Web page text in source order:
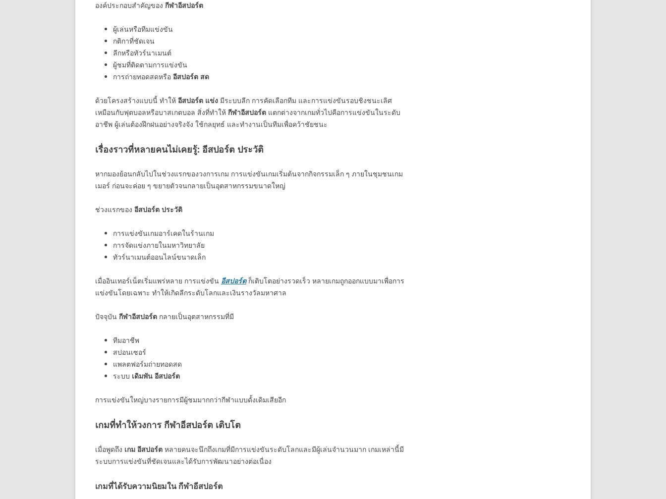
องค์ประกอบสำคัญของ กีฬาอีสปอร์ต
ผู้เล่นหรือทีมแข่งขัน
กติกาที่ชัดเจน
ลีกหรือทัวร์นาเมนต์
ผู้ชมที่ติดตามการแข่งขัน
การถ่ายทอดสดหรือ อีสปอร์ต สด
ด้วยโครงสร้างแบบนี้ ทำให้ อีสปอร์ต แข่ง มีระบบลีก การคัดเลือกทีม และการแข่งขันรอบชิงชนะเลิศ
เหมือนกับฟุตบอลหรือบาสเกตบอล สิ่งที่ทำให้ กีฬาอีสปอร์ต แตกต่างจากเกมทั่วไปคือการแข่งขันในระดับ
อาชีพ ผู้เล่นต้องฝึกฝนอย่างจริงจัง ใช้กลยุทธ์ และทำงานเป็นทีมเพื่อคว้าชัยชนะ
เรื่องราวที่หลายคนไม่เคยรู้: อีสปอร์ต ประวัติ
หากมองย้อนกลับไปในช่วงแรกของวงการเกม การแข่งขันเกมเริ่มต้นจากกิจกรรมเล็ก ๆ ภายในชุมชนเกม
เมอร์ ก่อนจะค่อย ๆ ขยายตัวจนกลายเป็นอุตสาหกรรมขนาดใหญ่
ช่วงแรกของ อีสปอร์ต ประวัติ
การแข่งขันเกมอาร์เคดในร้านเกม
การจัดแข่งภายในมหาวิทยาลัย
ทัวร์นาเมนต์ออนไลน์ขนาดเล็ก
เมื่ออินเทอร์เน็ตเริ่มแพร่หลาย การแข่งขัน อีสปอร์ตก็เติบโตอย่างรวดเร็ว หลายเกมถูกออกแบบมาเพื่อการ
แข่งขันโดยเฉพาะ ทำให้เกิดลีกระดับโลกและเงินรางวัลมหาศาล
ปัจจุบัน กีฬาอีสปอร์ต กลายเป็นอุตสาหกรรมที่มี
ทีมอาชีพ
สปอนเซอร์
แพลตฟอร์มถ่ายทอดสด
ระบบ เดิมพัน อีสปอร์ต
การแข่งขันใหญ่บางรายการมีผู้ชมมากกว่ากีฬาแบบดั้งเดิมเสียอีก
เกมที่ทำให้วงการ กีฬาอีสปอร์ต เติบโต
เมื่อพูดถึง เกม อีสปอร์ต หลายคนจะนึกถึงเกมที่มีการแข่งขันระดับโลกและมีผู้เล่นจำนวนมาก เกมเหล่านี้มี
ระบบการแข่งขันที่ชัดเจนและได้รับการพัฒนาอย่างต่อเนื่อง
เกมที่ได้รับความนิยมใน กีฬาอีสปอร์ต